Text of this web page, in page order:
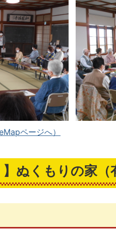
ページへ）
】ぬくもりの家（